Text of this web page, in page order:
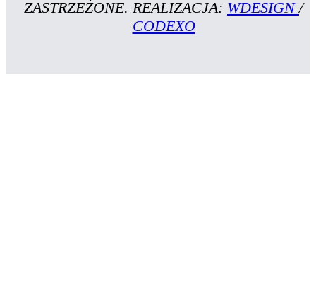
ZASTRZEŻONE. REALIZACJA: WDESIGN/
CODEXO